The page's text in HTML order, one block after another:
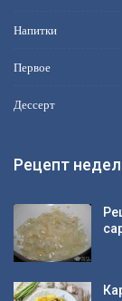
Напитки
Первое
Дессерт
Рецепт